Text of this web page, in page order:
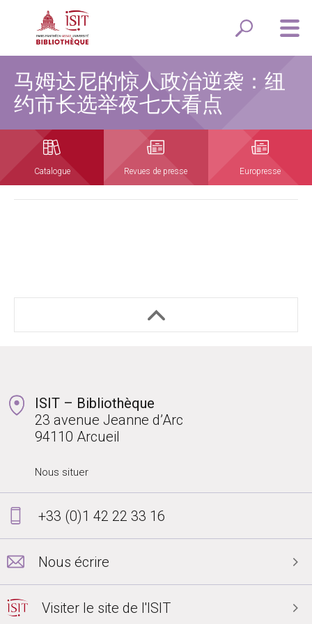
马姆达尼的惊人政治逆袭：纽
约市长选举夜七大看点
Catalogue Revues de presse Europresse
ISIT – Bibliothèque
23 avenue Jeanne d’Arc
94110 Arcueil
Nous situer
+33 (0)1 42 22 33 16
Nous écrire
Visiter le site de l'ISIT